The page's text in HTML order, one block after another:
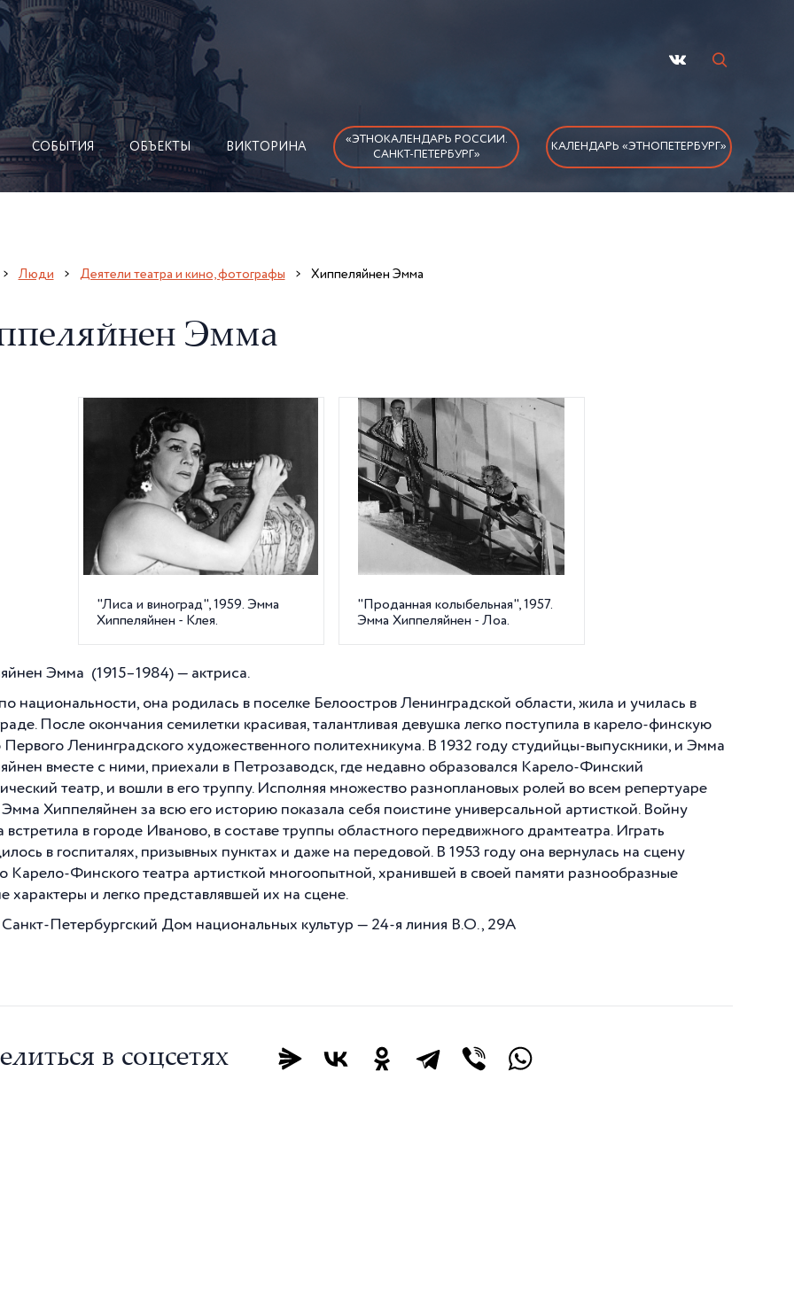
СОБЫТИЯ ОБЪЕКТЫ ВИКТОРИНА
«ЭТНОКАЛЕНДАРЬ РОССИИ.
САНКТ-ПЕТЕРБУРГ»
КАЛЕНДАРЬ «ЭТНОПЕТЕРБУРГ»
Люди Деятели театра и кино, фотографы Хиппеляйнен Эмма
Эмма
"Лиса и виноград", 1959. Эмма
Хиппеляйнен - Клея.
"Проданная колыбельная", 1957.
Эмма Хиппеляйнен - Лоа.
Эмма (1915–1984) — актриса.
национальности, она родилась в поселке Белоостров Ленинградской области, жила и училась в
После окончания семилетки красивая, талантливая девушка легко поступила в карело-финскую
Ленинградского художественного политехникума. В 1932 году студийцы-выпускники, и Эмма
вместе с ними, приехали в Петрозаводск, где недавно образовался Карело-Финский
театр, и вошли в его труппу. Исполняя множество разноплановых ролей во всем репертуаре
Эмма Хиппеляйнен за всю его историю показала себя поистине универсальной артисткой. Войну
встретила в городе Иваново, в составе труппы областного передвижного драмтеатра. Играть
в госпиталях, призывных пунктах и даже на передовой. В 1953 году она вернулась на сцену
Карело-Финского театра артисткой многоопытной, хранившей в своей памяти разнообразные
характеры и легко представлявшей их на сцене.
Петербургский Дом национальных культур — 24-я линия В.О., 29А
в соцсетях